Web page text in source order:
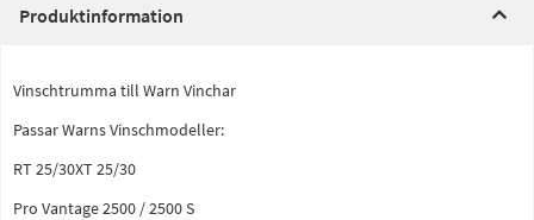
Produktinformation
Vinschtrumma till Warn Vinchar
Passar Warns Vinschmodeller:
RT 25/30XT 25/30
Pro Vantage 2500 / 2500 S